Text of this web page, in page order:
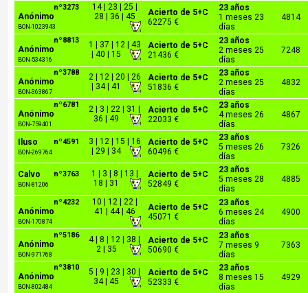
nº3273
Anónimo
BON-1023943
14 | 23 | 25 |
28 | 36 | 45
Acierto de 5+C
62275 €
23 años
1 meses 23
días
4814
nº8813
Anónimo
BON-534316
1 | 37 | 12 | 43
| 40 | 15
Acierto de 5+C
21436 €
23 años
2 meses 25
días
7248
nº3788
Anónimo
BON-363867
2 | 12 | 20 | 26
| 34 | 41
Acierto de 5+C
51836 €
23 años
2 meses 25
días
4832
nº6781
Anónimo
BON-759401
2 | 3 | 22 | 31 |
36 | 49
Acierto de 5+C
22033 €
23 años
4 meses 26
días
4867
nº4591
Iluso
BON-269764
3 | 12 | 15 | 16
| 29 | 34
Acierto de 5+C
60496 €
23 años
5 meses 26
días
7326
nº3763
Calvo
BON-81206
1 | 3 | 8 | 13 |
18 | 31
Acierto de 5+C
52849 €
23 años
5 meses 28
días
4885
nº4232
Anónimo
BON-170874
10 | 12 | 22 |
41 | 44 | 46
Acierto de 5+C
45071 €
23 años
6 meses 24
días
4900
nº5186
Anónimo
BON-971768
4 | 8 | 12 | 38 |
2 | 35
Acierto de 5+C
50690 €
23 años
7 meses 9
días
7363
nº3810
Anónimo
BON-802484
5 | 9 | 23 | 30 |
34 | 45
Acierto de 5+C
52333 €
23 años
8 meses 15
días
4929